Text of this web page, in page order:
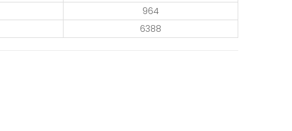
964
6388